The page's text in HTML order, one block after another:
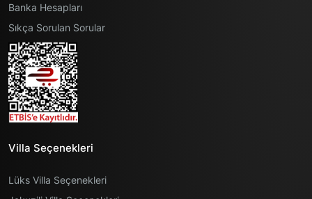
Banka Hesapları
Sıkça Sorulan Sorular
Villa Seçenekleri
Lüks Villa Seçenekleri